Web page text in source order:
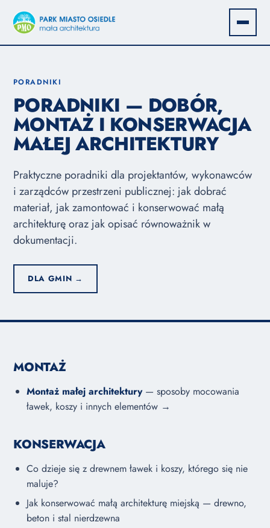
PORADNIKI
PORADNIKI — DOBÓR,
MONTAŻ I KONSERWACJA
MAŁEJ ARCHITEKTURY
Praktyczne poradniki dla projektantów, wykonawców
i zarządców przestrzeni publicznej: jak dobrać
materiał, jak zamontować i konserwować małą
architekturę oraz jak opisać równoważnik w
dokumentacji.
DLA GMIN →
MONTAŻ
Montaż małej architektury— sposoby mocowania
ławek, koszy i innych elementów →
KONSERWACJA
Co dzieje się z drewnem ławek i koszy, którego się nie
maluje?
Jak konserwować małą architekturę miejską — drewno,
beton i stal nierdzewna